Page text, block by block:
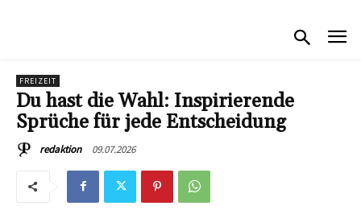
FREIZEIT
Du hast die Wahl: Inspirierende
Sprüche für jede Entscheidung
redaktion 09.07.2026